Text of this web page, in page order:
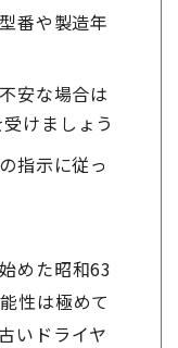
番や製造年
安な場合は
けましょう
指示に従っ
めた昭和63
性は極めて
いドライヤ